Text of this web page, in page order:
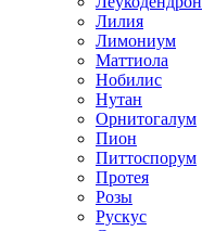
Лилия
Лимониум
Маттиола
Нобилис
Нутан
Орнитогалум
Пион
Питтоспорум
Протея
Розы
Рускус